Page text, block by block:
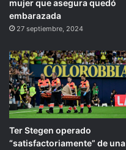
mujer que asegura quedó
embarazada
27 septiembre, 2024
Ter Stegen operado
“satisfactoriamente” de una